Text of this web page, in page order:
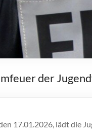
der
17.01.2026, lädt die